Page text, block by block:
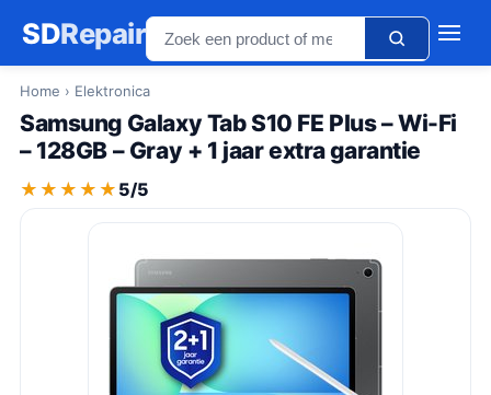
SDRepair
Home › Elektronica
Samsung Galaxy Tab S10 FE Plus – Wi-Fi
– 128GB – Gray + 1 jaar extra garantie
★★★★★
★★★★★ 5/5